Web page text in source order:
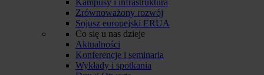
Zrównoważony rozwój
Sojusz europejski ERUA
Co się u nas dzieje
Aktualności
Konferencje i seminaria
Wykłady i spotkania